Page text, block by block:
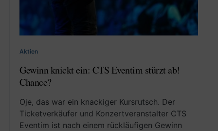
Aktien
Gewinn knickt ein: CTS Eventim stürzt ab!
Chance?
Oje, das war ein knackiger Kursrutsch. Der
Ticketverkäufer und Konzertveranstalter CTS
Eventim ist nach einem rückläufigen Gewinn